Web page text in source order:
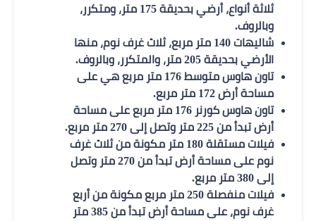
ثلاثة أنواع، أرضي بحديقة 175 متر، ومتكرر،
وبالروف.
شاليهات 140 متر مربع، ثلاث غرف نوم، منها
الأرضي بحديقة 205 متر، والمتكرر، وبالروف.
تاون هاوس متوسط 176 متر مربع هي على
مساحة أرض 172 متر مربع.
تاون هاوس كورنر 176 متر مربع على مساحة
أرض تبدأ من 225 متر وتصل إلى 270 متر مربع.
فيلات مستقلة 180 متر مكونة من ثلاث غرف
نوم على مساحة أرض تبدأ من 270 متر وتصل
إلى 380 متر مربع.
فيلات منفصلة 250 متر مربع مكونة من أربع
غرف نوم، على مساحة أرض تبدأ من 385 متر